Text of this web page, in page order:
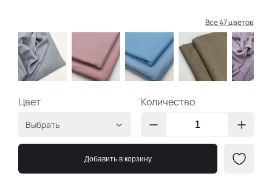
Все 47 цветов
Цвет
Выбрать
Пыльно-голубой
ИФ355
ИФ374
Количество
Добавить в корзину